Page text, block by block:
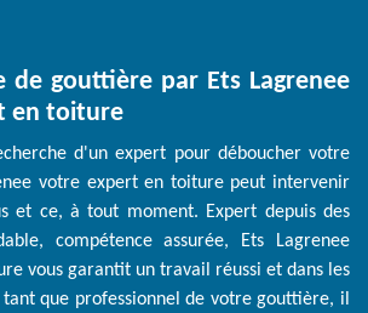
de gouttière par Ets Lagrenee
en toiture
d'un expert pour déboucher votre
votre expert en toiture peut intervenir
et ce, à tout moment. Expert depuis des
compétence assurée, Ets Lagrenee
vous garantit un travail réussi et dans les
tant que professionnel de votre gouttière, il